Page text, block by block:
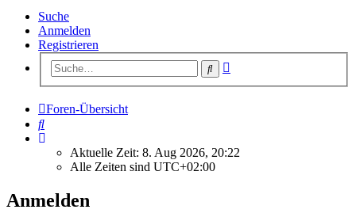
Suche
Anmelden
Registrieren
Suche
Foren-Übersicht
Suche
Aktuelle Zeit: 8. Aug 2026, 20:22
Alle Zeiten sind UTC+02:00
Anmelden